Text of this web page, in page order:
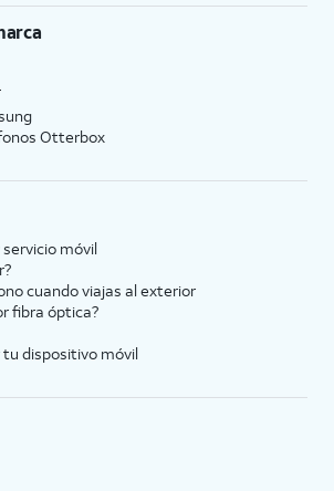
Otterbox
móvil
cuando viajas al exterior
fibra óptica?
dispositivo móvil